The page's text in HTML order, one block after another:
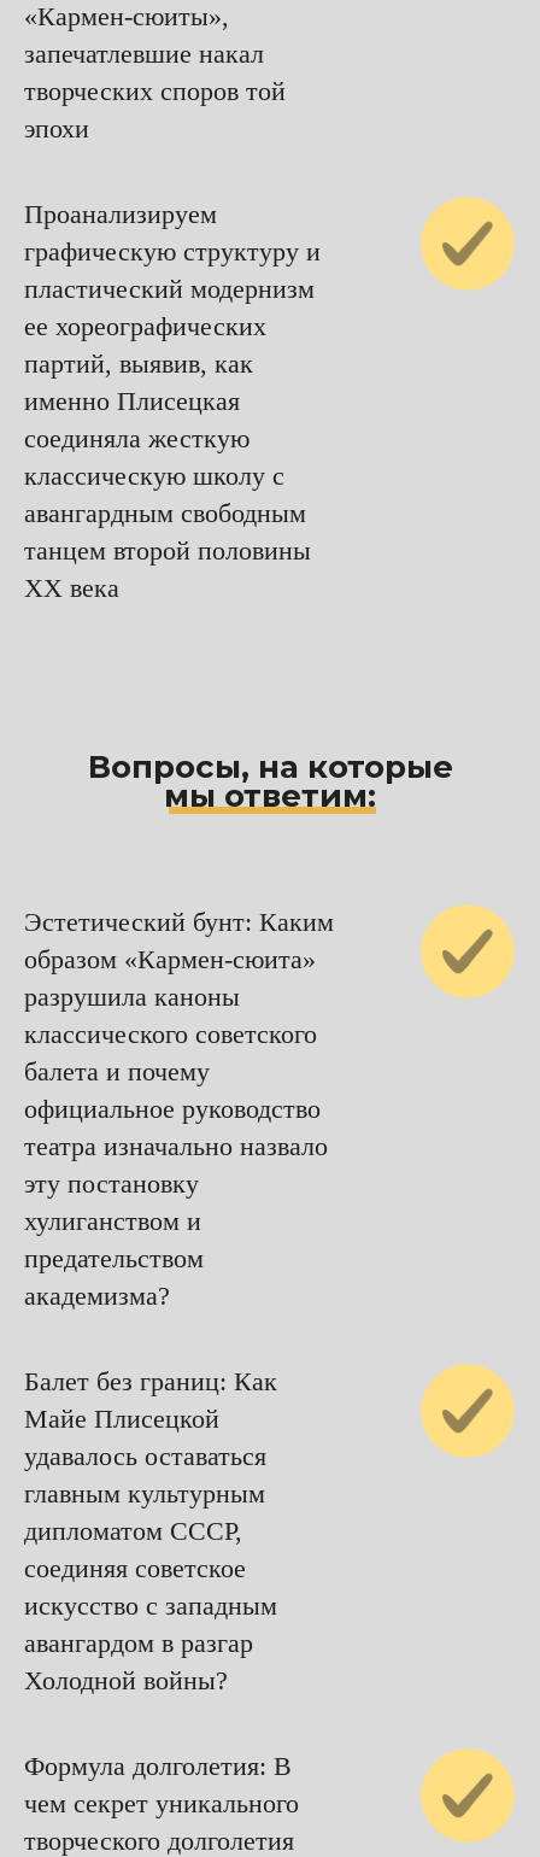
«Кармен-сюиты»,
запечатлевшие накал
творческих споров той
эпохи
Проанализируем
графическую структуру и
пластический модернизм
ее хореографических
партий, выявив, как
именно Плисецкая
соединяла жесткую
классическую школу с
авангардным свободным
танцем второй половины
XX века
Вопросы, на которые
мы ответим:
Эстетический бунт: Каким
образом «Кармен-сюита»
разрушила каноны
классического советского
балета и почему
официальное руководство
театра изначально назвало
эту постановку
хулиганством и
предательством
академизма?
Балет без границ: Как
Майе Плисецкой
удавалось оставаться
главным культурным
дипломатом СССР,
соединяя советское
искусство с западным
авангардом в разгар
Холодной войны?
Формула долголетия: В
чем секрет уникального
творческого долголетия